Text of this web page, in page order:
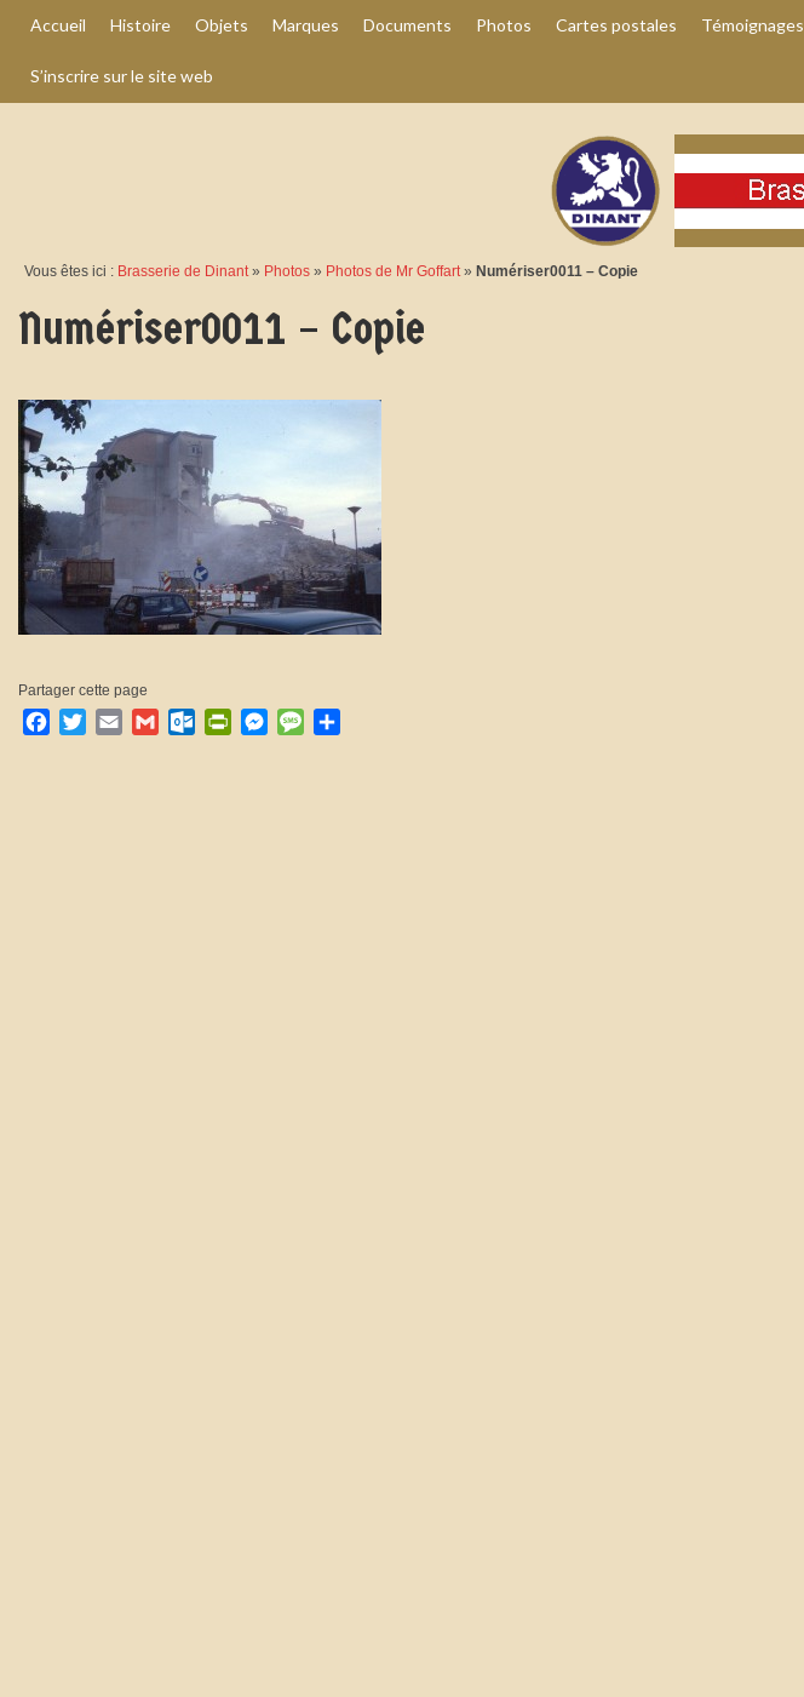
Accueil Histoire Objets Marques Documents Photos Cartes postales Témoignages
S’inscrire sur le site web
Vous êtes ici : Brasserie de Dinant» Photos » Photos de Mr Goffart» Numériser0011 – Copie
Numériser0011 – Copie
Partager cette page
Facebook
TwitterEmail GmailOutlook.com
PrintFriendly
Messenger
Message